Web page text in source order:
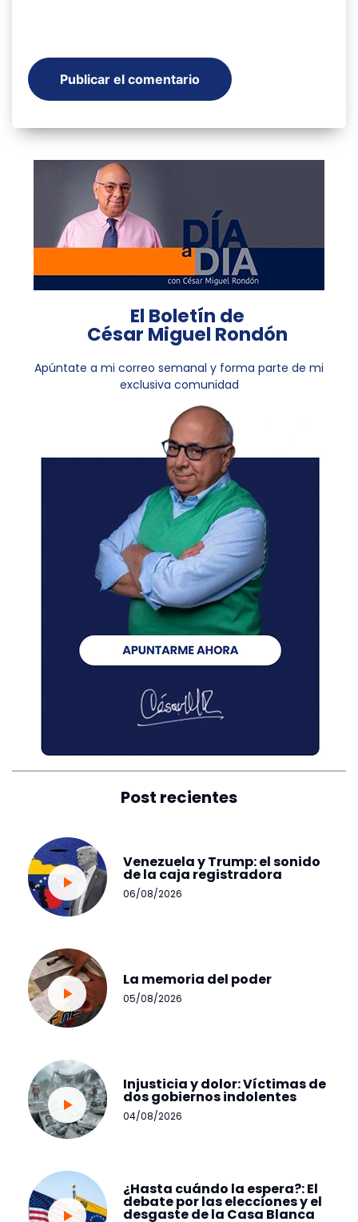
El Boletín de
César Miguel Rondón
Apúntate a mi correo semanal y forma parte de mi
exclusiva comunidad
Post recientes
Venezuela y Trump: el sonido
de la caja registradora
06/08/2026
La memoria del poder
05/08/2026
Injusticia y dolor: Víctimas de
dos gobiernos indolentes
04/08/2026
¿Hasta cuándo la espera?: El
debate por las elecciones y el
desgaste de la Casa Blanca